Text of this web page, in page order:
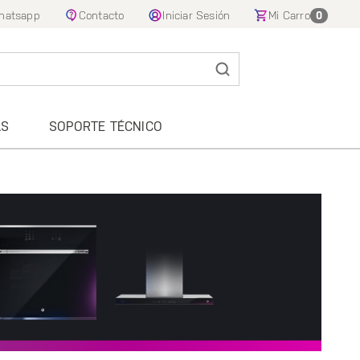
Contacto Iniciar Sesión Mi Carro 0
SOPORTE TÉCNICO